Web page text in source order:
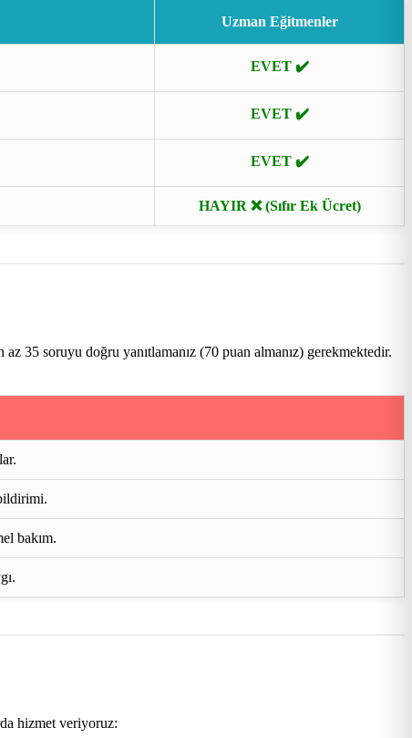
Uzman Eğitmenler
EVET ✔️
EVET ✔️
EVET ✔️
HAYIR ❌ (Sıfır Ek Ücret)
35 soruyu doğru yanıtlamanız (70 puan almanız) gerekmektedir.
bakım.
hizmet veriyoruz: